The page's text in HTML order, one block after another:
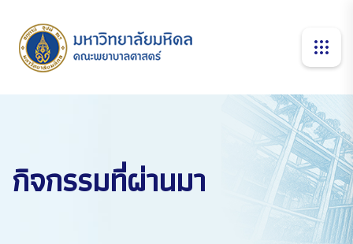
กิจกรรมที่ผ่านมา